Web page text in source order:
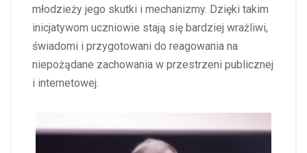
młodzieży jego skutki i mechanizmy. Dzięki takim
inicjatywom uczniowie stają się bardziej wrażliwi,
świadomi i przygotowani do reagowania na
niepożądane zachowania w przestrzeni publicznej
i internetowej.